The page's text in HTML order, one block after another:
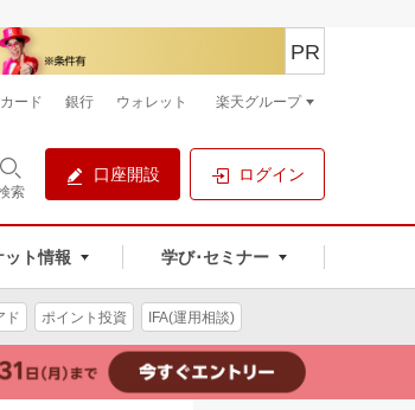
索
口座開設 ログイン
ット情報 学び･セミナー
PR
カード 銀行 ウォレット 楽天グループ
ド ポイント投資 IFA(運用相談)